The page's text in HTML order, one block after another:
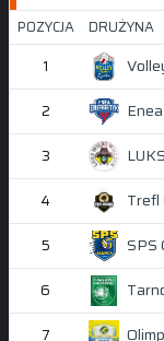
POZYCJA
DRUŻYNA
1
2
3
4 Trefl
5 SPS
6
7